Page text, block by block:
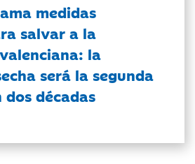
medidas
salvar a la
la
será la segunda
décadas